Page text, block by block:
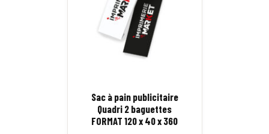
Sac à pain publicitaire
Quadri 2 baguettes
FORMAT 120 x 40 x 360